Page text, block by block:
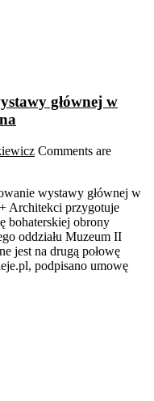
głównej w
Comments are
wystawy głównej w
Architekci przygotuje
bohaterskiej obrony
oddziału Muzeum II
jest na drugą połowę
podpisano umowę